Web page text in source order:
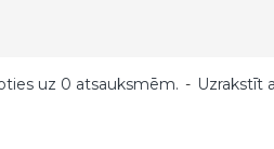
uz 0 atsauksmēm. - Uzrakstīt